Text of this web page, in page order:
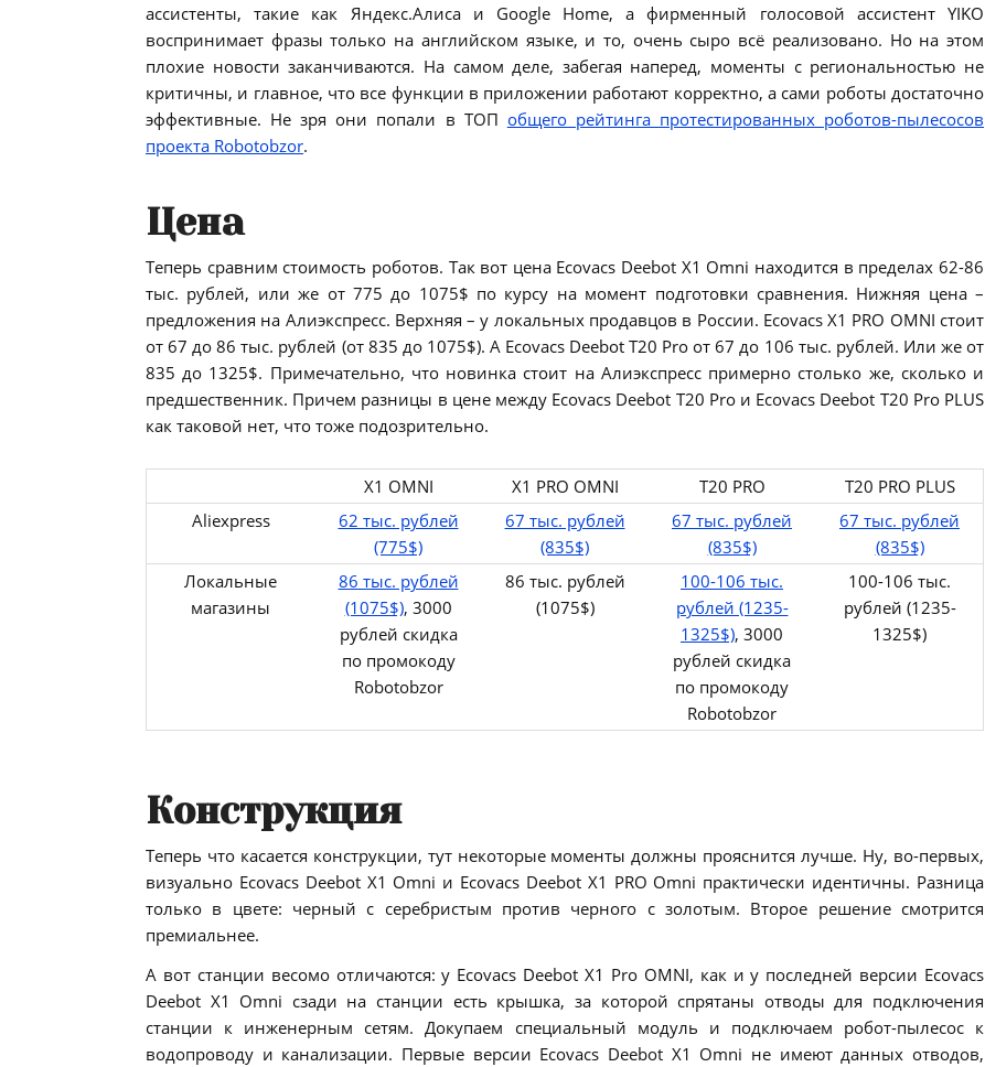
ассистенты, такие как Яндекс.Алиса и Google Home, а фирменный голосовой ассистент YIKO
воспринимает фразы только на английском языке, и то, очень сыро всё реализовано. Но на этом
плохие новости заканчиваются. На самом деле, забегая наперед, моменты с региональностью не
критичны, и главное, что все функции в приложении работают корректно, а сами роботы достаточно
эффективные. Не зря они попали в ТОП общего рейтинга протестированных роботов-пылесосов
проекта Robotobzor.
Цена
Теперь сравним стоимость роботов. Так вот цена Ecovacs Deebot X1 Omni находится в пределах 62-86
тыс. рублей, или же от 775 до 1075$ по курсу на момент подготовки сравнения. Нижняя цена –
предложения на Алиэкспресс. Верхняя – у локальных продавцов в России. Ecovacs X1 PRO OMNI стоит
от 67 до 86 тыс. рублей (от 835 до 1075$). А Ecovacs Deebot T20 Pro от 67 до 106 тыс. рублей. Или же от
835 до 1325$. Примечательно, что новинка стоит на Алиэкспресс примерно столько же, сколько и
предшественник. Причем разницы в цене между Ecovacs Deebot T20 Pro и Ecovacs Deebot T20 Pro PLUS
как таковой нет, что тоже подозрительно.
X1 OMNI X1 PRO OMNI T20 PRO
T20 PRO PLUS
Aliexpress
62 тыс. рублей
(775$)
67 тыс. рублей
(835$)
67 тыс. рублей
(835$)
67 тыс. рублей
(835$)
Локальные
магазины
86 тыс. рублей
(1075$), 3000
рублей скидка
по промокоду
Robotobzor
86 тыс. рублей
(1075$)
100-106 тыс.
рублей (1235-
1325$), 3000
рублей скидка
по промокоду
Robotobzor
100-106 тыс.
рублей (1235-
1325$)
Конструкция
Теперь что касается конструкции, тут некоторые моменты должны прояснится лучше. Ну, во-первых,
визуально Ecovacs Deebot X1 Omni и Ecovacs Deebot X1 PRO Omni практически идентичны. Разница
только в цвете: черный с серебристым против черного с золотым. Второе решение смотрится
премиальнее.
А вот станции весомо отличаются: у Ecovacs Deebot X1 Pro OMNI, как и у последней версии Ecovacs
Deebot X1 Omni сзади на станции есть крышка, за которой спрятаны отводы для подключения
станции к инженерным сетям. Докупаем специальный модуль и подключаем робот-пылесос к
водопроводу и канализации. Первые версии Ecovacs Deebot X1 Omni не имеют данных отводов,